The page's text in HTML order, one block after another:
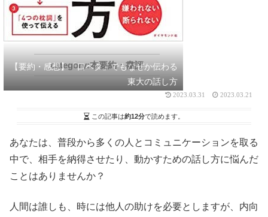
本要約・書評
【要約・感想】「口ベタ」でもなぜか伝わる
東大の話し方
2023.03.31 2023.03.21
この記事は約12分で読めます。
あなたは、普段から多くの人とコミュニケーションを取る
中で、相手を納得させたり、動かすための話し方に悩んだ
ことはありませんか？
人間は誰しも、時には他人の助けを必要としますが、内向